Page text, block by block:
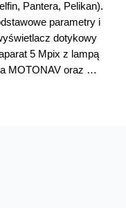
Pantera, Pelikan).
parametry i
dotykowy
5 Mpix z lampą
MOTONAV oraz …